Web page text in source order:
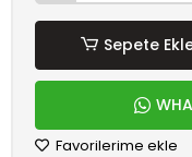
Sepete
Favorilerime ekle